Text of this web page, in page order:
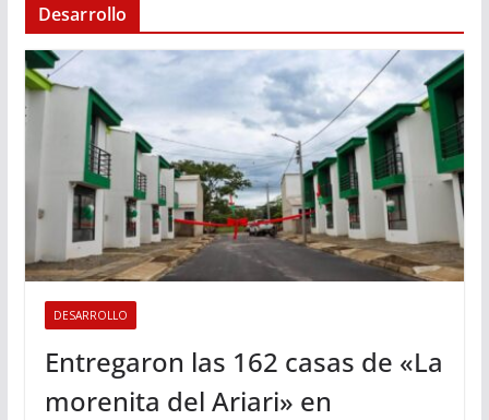
Desarrollo
DESARROLLO
Entregaron las 162 casas de «La
morenita del Ariari» en